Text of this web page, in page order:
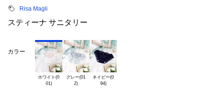
Risa Magli
スティーナ サニタリー
カラー
ホワイト(0
01)
グレー(01
ネイビー(0
94)